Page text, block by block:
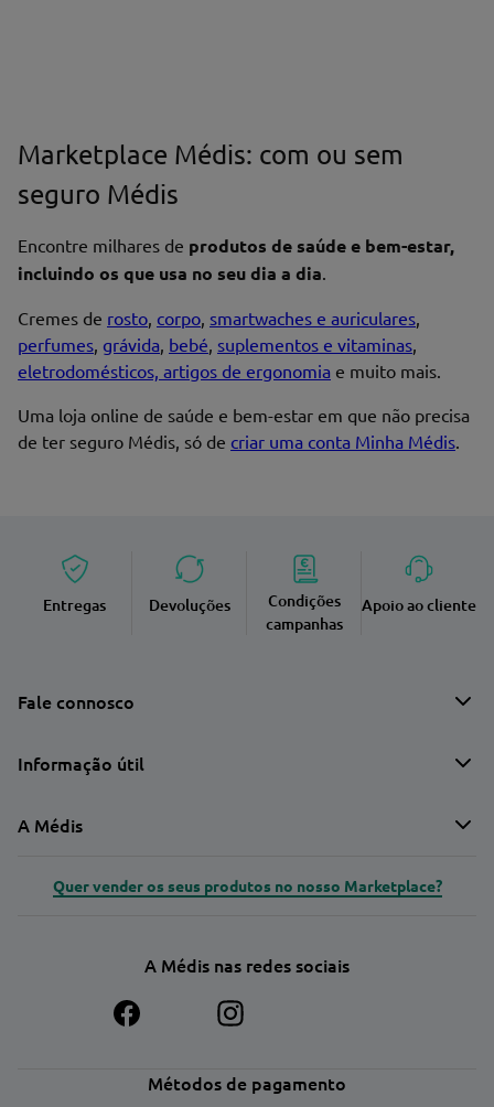
Marketplace Médis: com ou sem
seguro Médis
Encontre milhares de produtos de saúde e bem-estar,
incluindo os que usa no seu dia a dia.
Cremes de rosto, corpo, smartwaches e auriculares,
perfumes, grávida, bebé, suplementos e vitaminas,
eletrodomésticos, artigos de ergonomia e muito mais.
Uma loja online de saúde e bem-estar em que não precisa
de ter seguro Médis, só de criar uma conta Minha Médis.
Entregas Devoluções
Condições
campanhas
Apoio ao cliente
Fale connosco
Informação útil
A Médis
Quer vender os seus produtos no nosso Marketplace?
A Médis nas redes sociais
Métodos de pagamento